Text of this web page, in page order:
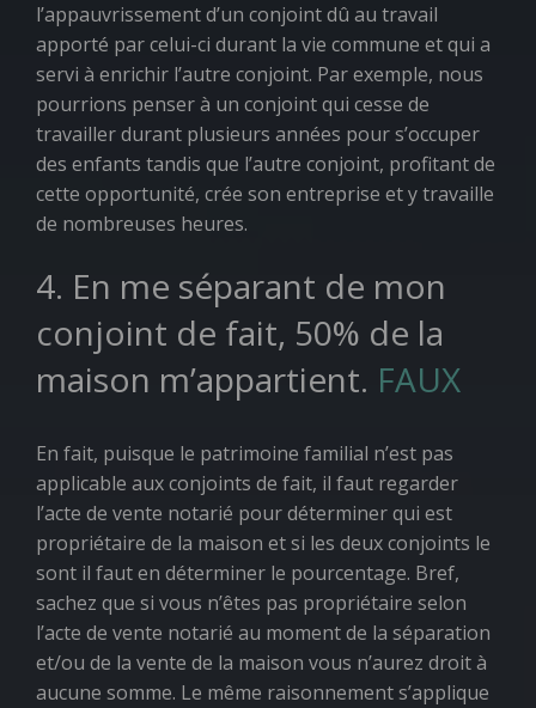
l’appauvrissement d’un conjoint dû au travail
apporté par celui-ci durant la vie commune et qui a
servi à enrichir l’autre conjoint. Par exemple, nous
pourrions penser à un conjoint qui cesse de
travailler durant plusieurs années pour s’occuper
des enfants tandis que l’autre conjoint, profitant de
cette opportunité, crée son entreprise et y travaille
de nombreuses heures.
4. En me séparant de mon
conjoint de fait, 50% de la
maison m’appartient. FAUX
En fait, puisque le patrimoine familial n’est pas
applicable aux conjoints de fait, il faut regarder
l’acte de vente notarié pour déterminer qui est
propriétaire de la maison et si les deux conjoints le
sont il faut en déterminer le pourcentage. Bref,
sachez que si vous n’êtes pas propriétaire selon
l’acte de vente notarié au moment de la séparation
et/ou de la vente de la maison vous n’aurez droit à
aucune somme. Le même raisonnement s’applique